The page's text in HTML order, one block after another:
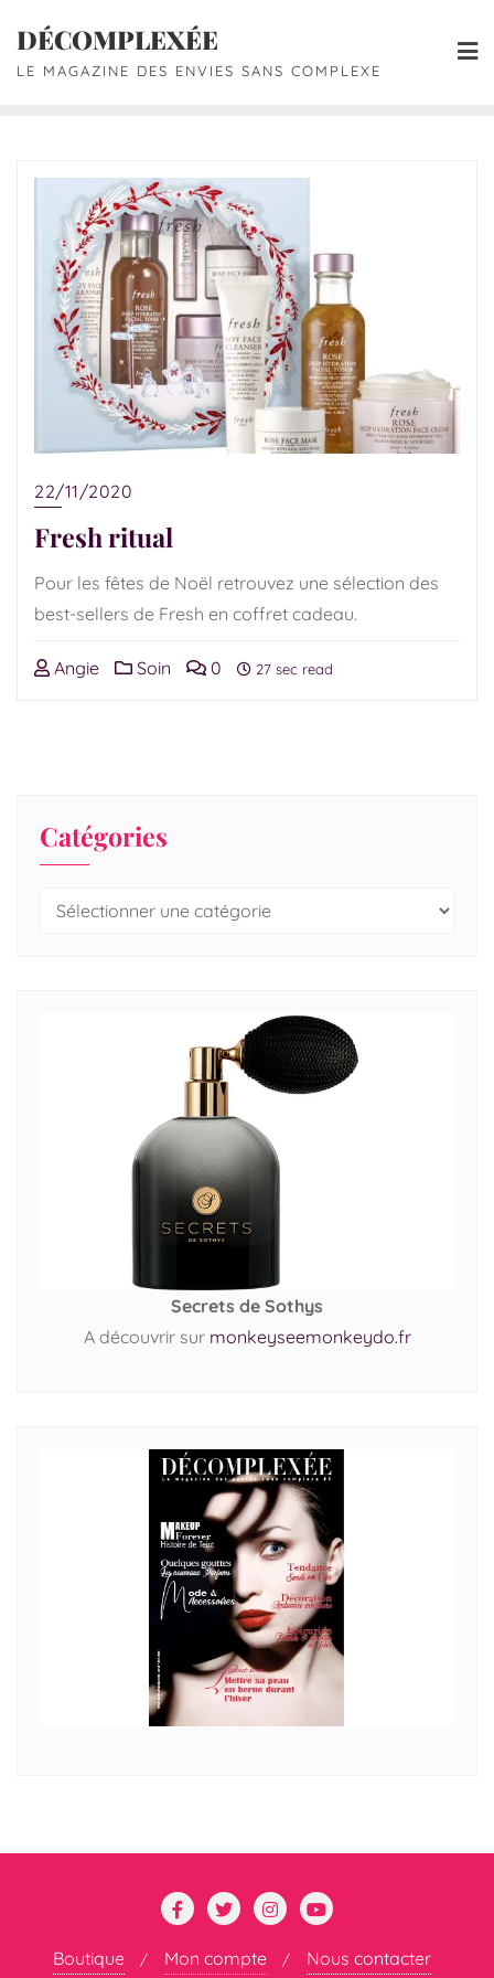
DÉCOMPLEXÉE
LE MAGAZINE DES ENVIES SANS COMPLEXE
22/11/2020
Fresh ritual
Pour les fêtes de Noël retrouvez une sélection des
best-sellers de Fresh en coffret cadeau.
Angie Soin 0 27 sec read
Catégories
Secrets de Sothys
A découvrir sur monkeyseemonkeydo.fr
Boutique Mon compte Nous contacter